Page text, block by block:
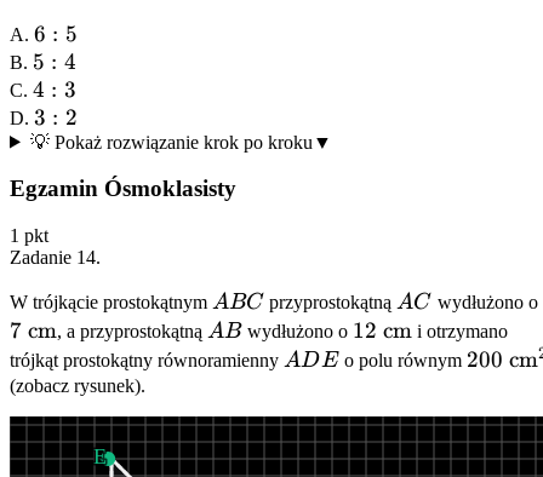
A. 6
:
5
6 : 5
B. 5
:
4
5 : 4
C. 4
:
3
4 : 3
D. 3
:
3 : 2
💡 Pokaż rozwiązanie krok po kroku ▼
Egzamin Ósmoklasisty
1 pkt
Zadanie 14.
W trójkącie prostokątnym ABC
ABC przyprostokątną AC
AC wydłużono o
7 cm, a przyprostokątną AB
ABwydłużono o 12\
\text{cm}
12 cm i otrzymano
trójkąt prostokątny równoramienny ADE
ADEo polu równym 200\
200 cm
(zobacz rysunek).
E